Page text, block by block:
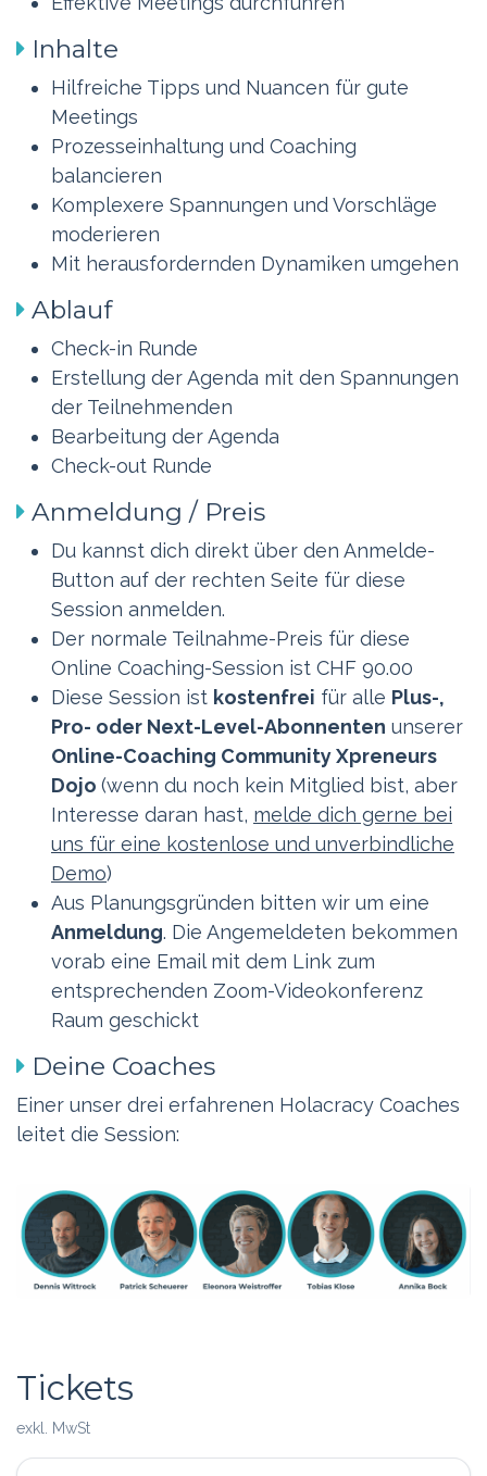
Inhalte
Hilfreiche Tipps und Nuancen für gute
Meetings
Prozesseinhaltung und Coaching
balancieren
Komplexere Spannungen und Vorschläge
moderieren
Mit herausfordernden Dynamiken umgehen
Ablauf
Check-in Runde
Erstellung der Agenda mit den Spannungen
der Teilnehmenden
Bearbeitung der Agenda
Check-out Runde
Anmeldung / Preis ​
Du kannst dich direkt über den Anmelde-
Button auf der rechten Seite für diese
Session anmelden.
Der normale Teilnahme-Preis für diese
Online Coaching-Session ist CHF 90.00
Diese Session ist kostenfrei für alle Plus-,
Pro- oder Next-Level-Abonnenten unserer
Online-Coaching Community Xpreneurs
Dojo (wenn du noch kein Mitglied bist, aber
Interesse daran hast, melde dich gerne bei
uns für eine kostenlose und unverbindliche
Demo)
Aus Planungsgründen bitten wir um eine
Anmeldung. Die Angemeldeten bekommen
vorab eine Email mit dem Link zum
entsprechenden Zoom-Videokonferenz
Raum geschickt
Deine Coaches
Einer unser drei erfahrenen Holacracy Coaches
leitet die Session:
Tickets
exkl. MwSt